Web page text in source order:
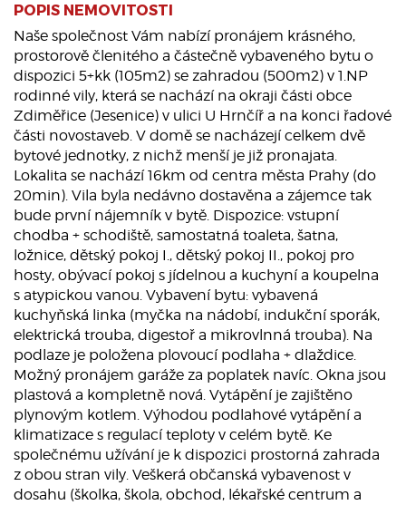
POPIS NEMOVITOSTI
Naše společnost Vám nabízí pronájem krásného,
prostorově členitého a částečně vybaveného bytu o
dispozici 5+kk (105m2) se zahradou (500m2) v 1.NP
rodinné vily, která se nachází na okraji části obce
Zdiměřice (Jesenice) v ulici U Hrnčíř a na konci řadové
části novostaveb. V domě se nacházejí celkem dvě
bytové jednotky, z nichž menší je již pronajata.
Lokalita se nachází 16km od centra města Prahy (do
20min). Vila byla nedávno dostavěna a zájemce tak
bude první nájemník v bytě. Dispozice: vstupní
chodba + schodiště, samostatná toaleta, šatna,
ložnice, dětský pokoj I., dětský pokoj II., pokoj pro
hosty, obývací pokoj s jídelnou a kuchyní a koupelna
s atypickou vanou. Vybavení bytu: vybavená
kuchyňská linka (myčka na nádobí, indukční sporák,
elektrická trouba, digestoř a mikrovlnná trouba). Na
podlaze je položena plovoucí podlaha + dlaždice.
Možný pronájem garáže za poplatek navíc. Okna jsou
plastová a kompletně nová. Vytápění je zajištěno
plynovým kotlem. Výhodou podlahové vytápění a
klimatizace s regulací teploty v celém bytě. Ke
společnému užívání je k dispozici prostorná zahrada
z obou stran vily. Veškerá občanská vybavenost v
dosahu (školka, škola, obchod, lékařské centrum a